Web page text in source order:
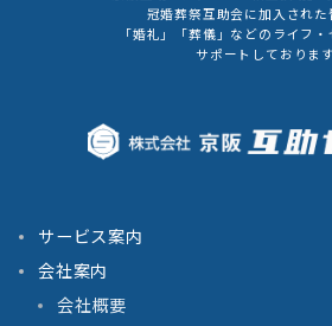
冠婚葬祭互助会に加入された
「婚礼」「葬儀」などのライフ
サポートしております
サービス案内
会社案内
会社概要